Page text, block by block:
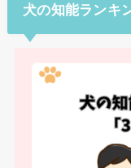
犬の知能ランキ